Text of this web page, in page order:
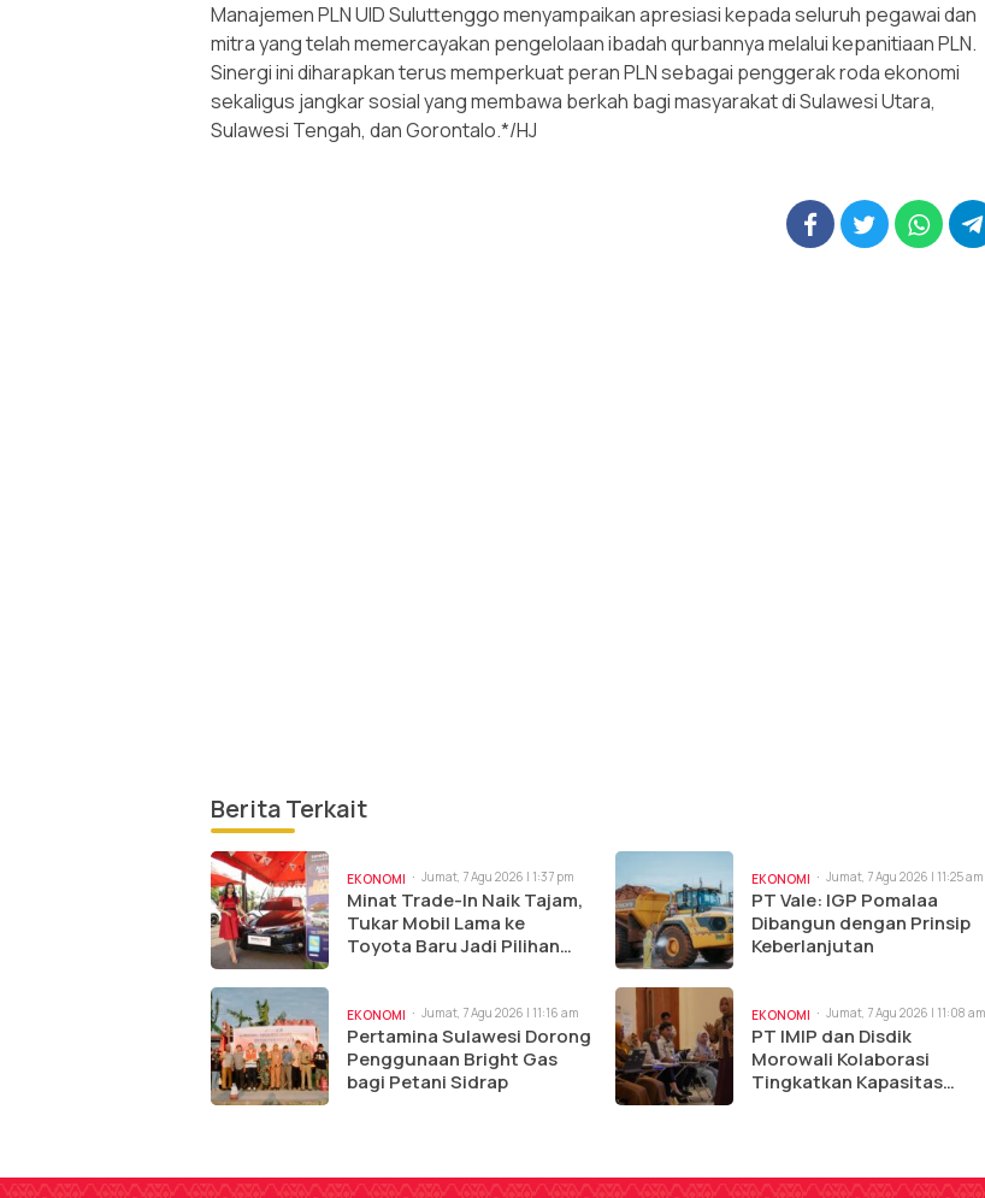
Manajemen PLN UID Suluttenggo menyampaikan apresiasi kepada seluruh pegawai dan
mitra yang telah memercayakan pengelolaan ibadah qurbannya melalui kepanitiaan PLN.
Sinergi ini diharapkan terus memperkuat peran PLN sebagai penggerak roda ekonomi
sekaligus jangkar sosial yang membawa berkah bagi masyarakat di Sulawesi Utara,
Sulawesi Tengah, dan Gorontalo.*/HJ
Berita Terkait
EKONOMI Jumat, 7 Agu 2026 | 1:37 pm
Minat Trade-In Naik Tajam,
Tukar Mobil Lama ke
Toyota Baru Jadi Pilihan
EKONOMI Jumat, 7 Agu 2026 | 11:25 am
PT Vale: IGP Pomalaa
Dibangun dengan Prinsip
Keberlanjutan
EKONOMI Jumat, 7 Agu 2026 | 11:16 am
Pertamina Sulawesi Dorong
Penggunaan Bright Gas
bagi Petani Sidrap
EKONOMI Jumat, 7 Agu 2026 | 11:08 am
PT IMIP dan Disdik
Morowali Kolaborasi
Tingkatkan Kapasitas